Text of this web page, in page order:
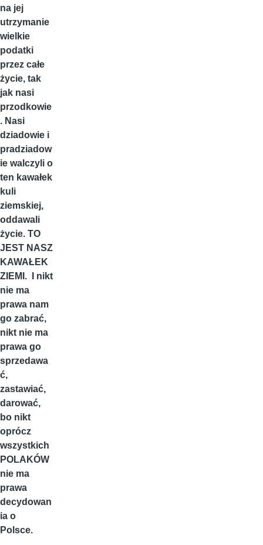
na jej
utrzymanie
wielkie
podatki
przez całe
życie, tak
jak nasi
przodkowie
. Nasi
dziadowie i
pradziadow
ie walczyli o
ten kawałek
kuli
ziemskiej,
oddawali
życie. TO
JEST NASZ
KAWAŁEK
ZIEMI. I nikt
nie ma
prawa nam
go zabrać,
nikt nie ma
prawa go
sprzedawa
ć,
zastawiać,
darować,
bo nikt
oprócz
wszystkich
POLAKÓW
nie ma
prawa
decydowan
ia o
Polsce.